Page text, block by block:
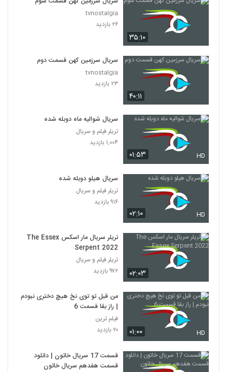
۳۵:۱۰
tvnostalgia
۲۶ بازدید
۴۰:۱۱
سریال سرزمین کهن قسمت دوم
tvnostalgia
۲۳ بازدید
۰۱:۵۳ HD
سریال شوالیه ماه دوبله شده
تریلر فیلم و سریال
۱,۰۰۴ بازدید
۰۲:۱۰ HD
سریال هیلو دوبله شده
تریلر فیلم و سریال
۹۱۶ بازدید
۰۲:۰۳
تریلر سریال مار اسکس The Essex
Serpent 2022
تریلر فیلم و سریال
۹۷۲ بازدید
۰۱:۰۰ HD
من قبل تو توی نخ هیچ دختری نبودم
| راز بقا قسمت 6
فیلم ترین
۲۰ بازدید
قسمت 17 سریال خاتون | دانلود
قسمت هفدهم سریال خاتون